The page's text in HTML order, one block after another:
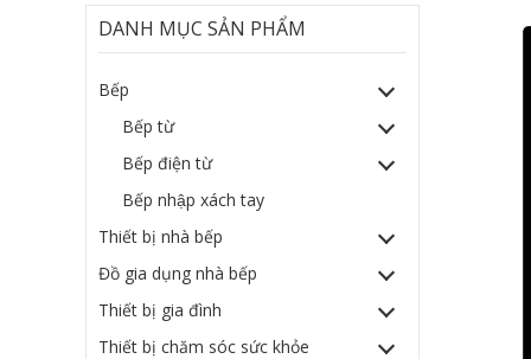
DANH MỤC SẢN PHẨM
Bếp
Bếp từ
Bếp điện từ
Bếp nhập xách tay
Thiết bị nhà bếp
Đồ gia dụng nhà bếp
Thiết bị gia đình
Thiết bị chăm sóc sức khỏe